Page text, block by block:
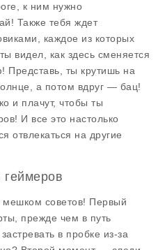
к ним нужно
Также тебя ждет
каждое из которых
видел, как здесь сменяется
Представь, ты крутишь на
а потом вдруг — бац!
и плачут, чтобы ты
И все это настолько
отвлекаться на другие
мешком советов! Первый
прежде чем в путь
в пробке из-за